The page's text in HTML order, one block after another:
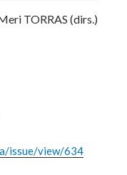
TORRAS (dirs.)
issue/view/634